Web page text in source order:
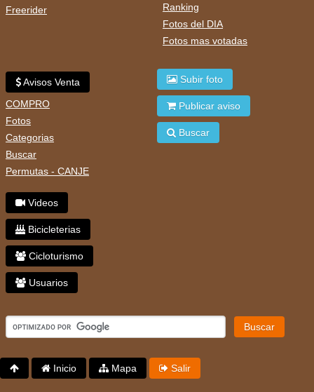
Freerider
Ranking
Fotos del DIA
Fotos mas votadas
Avisos Venta
COMPRO
Fotos
Categorias
Buscar
Permutas - CANJE
Videos
Bicicleterias
Cicloturismo
Usuarios
Subir foto
Publicar aviso
Buscar
Buscar
Inicio Mapa Salir